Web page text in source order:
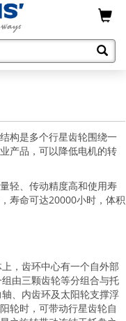
构是多个行星齿轮围绕一
产品，可以降低电机的转
轻、传动精度高和使用寿
寿命可达20000小时，体积
，齿环中心有一个自外部
由三颗齿轮等分组合与托
、内齿环及太阳轮支撑浮
轮时，可带动行星齿轮自